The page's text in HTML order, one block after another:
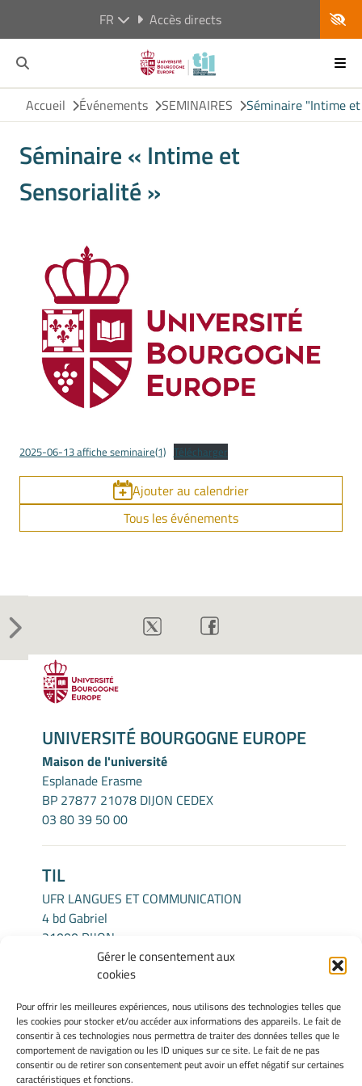
Gérer le consentement aux
cookies
Pour offrir les meilleures expériences, nous utilisons des technologies telles que
les cookies pour stocker et/ou accéder aux informations des appareils. Le fait de
consentir à ces technologies nous permettra de traiter des données telles que le
comportement de navigation ou les ID uniques sur ce site. Le fait de ne pas
consentir ou de retirer son consentement peut avoir un effet négatif sur certaines
caractéristiques et fonctions.
FR Accès directs
Accueil Événements SEMINAIRES Séminaire "Intime
Séminaire « Intime et
Sensorialité »
2025-06-13 affiche seminaire(1) Télécharger
Ajouter au calendrier
Tous les événements
UNIVERSITÉ BOURGOGNE EUROPE
Maison de l'université
Esplanade Erasme
BP 27877 21078 DIJON CEDEX
03 80 39 50 00
TIL
UFR LANGUES ET COMMUNICATION
4 bd Gabriel
21000 DIJON
Mentions légales
Gérer mes cookies
Politique de cookies
Déclaration de confidentialité